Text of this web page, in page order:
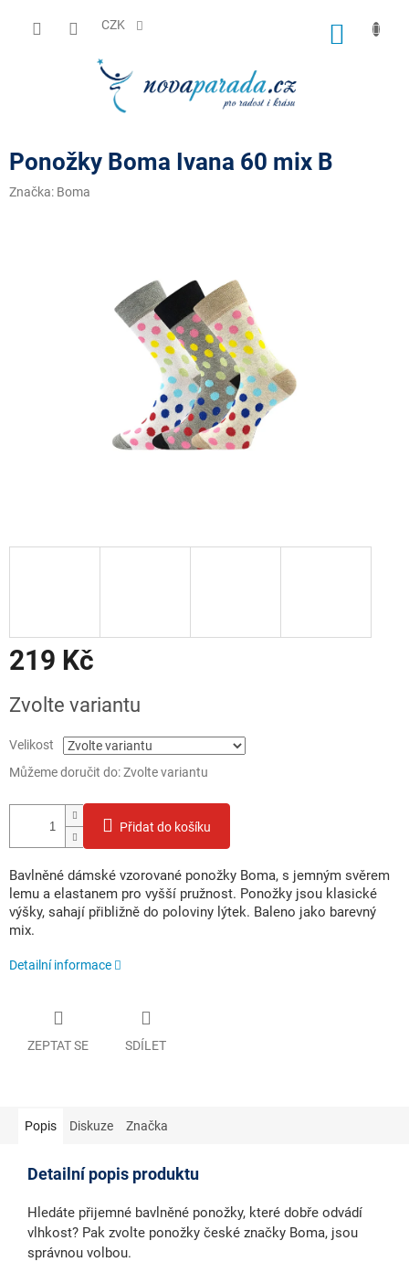
CZK
Ponožky Boma Ivana 60 mix B
Značka: Boma
219 Kč
cena:
Zvolte variantu
Velikost
Můžeme doručit do:Zvolte variantu
Přidat do košíku
Bavlněné dámské vzorované ponožky Boma, s jemným svěrem
lemu a elastanem pro vyšší pružnost. Ponožky jsou klasické
výšky, sahají přibližně do poloviny lýtek. Baleno jako barevný
mix.
Detailní informace
ZEPTAT SE SDÍLET
Popis Diskuze Značka
Detailní popis produktu
Hledáte přijemné bavlněné ponožky, které dobře odvádí
vlhkost? Pak zvolte ponožky české značky Boma, jsou
správnou volbou.